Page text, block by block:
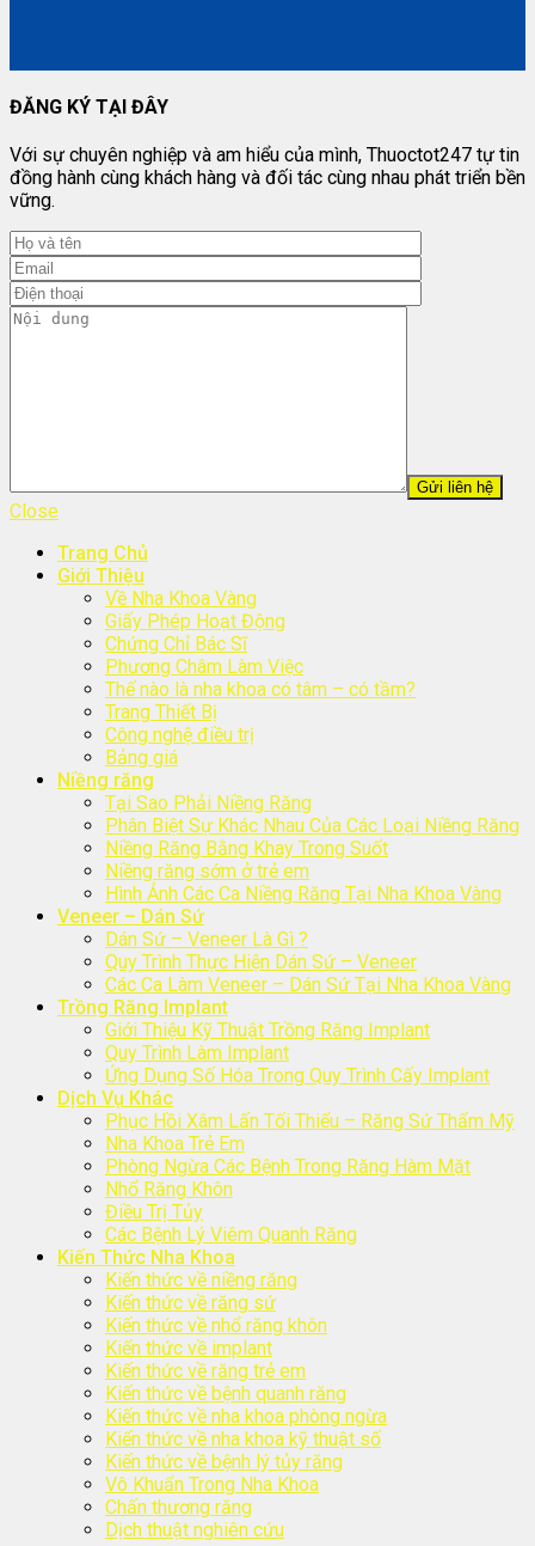
ĐĂNG KÝ TẠI ĐÂY
Với sự chuyên nghiệp và am hiểu của mình, Thuoctot247 tự tin
đồng hành cùng khách hàng và đối tác cùng nhau phát triển bền
vững.
Close
Trang Chủ
Giới Thiệu
Về Nha Khoa Vàng
Giấy Phép Hoạt Động
Chứng Chỉ Bác Sĩ
Phương Châm Làm Việc
Thế nào là nha khoa có tâm – có tầm?
Trang Thiết Bị
Công nghệ điều trị
Bảng giá
Niềng răng
Tại Sao Phải Niềng Răng
Phân Biệt Sự Khác Nhau Của Các Loại Niềng Răng
Niềng Răng Bằng Khay Trong Suốt
Niềng răng sớm ở trẻ em
Hình Ảnh Các Ca Niềng Răng Tại Nha Khoa Vàng
Veneer – Dán Sứ
Dán Sứ – Veneer Là Gì ?
Quy Trình Thực Hiện Dán Sứ – Veneer
Các Ca Làm Veneer – Dán Sứ Tại Nha Khoa Vàng
Trồng Răng Implant
Giới Thiệu Kỹ Thuật Trồng Răng Implant
Quy Trình Làm Implant
Ứng Dụng Số Hóa Trong Quy Trình Cấy Implant
Dịch Vụ Khác
Phục Hồi Xâm Lấn Tối Thiểu – Răng Sứ Thẩm Mỹ
Nha Khoa Trẻ Em
Phòng Ngừa Các Bệnh Trong Răng Hàm Mặt
Nhổ Răng Khôn
Điều Trị Tủy
Các Bệnh Lý Viêm Quanh Răng
Kiến Thức Nha Khoa
Kiến thức về niềng răng
Kiến thức về răng sứ
Kiến thức về nhổ răng khôn
Kiến thức về implant
Kiến thức về răng trẻ em
Kiến thức về bệnh quanh răng
Kiến thức về nha khoa phòng ngừa
Kiến thức về nha khoa kỹ thuật số
Kiến thức về bệnh lý tủy răng
Vô Khuẩn Trong Nha Khoa
Chấn thương răng
Dịch thuật nghiên cứu